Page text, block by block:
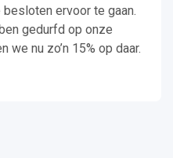
ervoor te gaan.
gedurfd op onze
we nu zo’n 15% op daar.